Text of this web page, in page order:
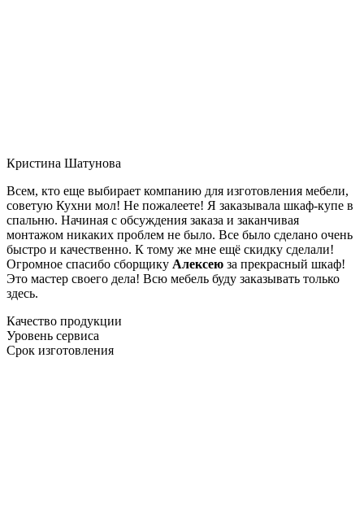
Кристина Шатунова
Всем, кто еще выбирает компанию для изготовления мебели,
советую Кухни мол! Не пожалеете! Я заказывала шкаф-купе в
спальню. Начиная с обсуждения заказа и заканчивая
монтажом никаких проблем не было. Все было сделано очень
быстро и качественно. К тому же мне ещё скидку сделали!
Огромное спасибо сборщику Алексею за прекрасный шкаф!
Это мастер своего дела! Всю мебель буду заказывать только
здесь.
Качество продукции
Уровень сервиса
Срок изготовления